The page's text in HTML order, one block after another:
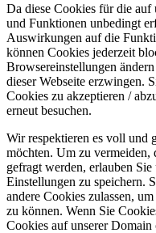
Da diese Cookies für die auf
und Funktionen unbedingt
Auswirkungen auf die
können Cookies jederzeit
Browsereinstellungen
dieser Webseite erzwingen.
Cookies zu akzeptieren /
erneut besuchen.
Wir respektieren es voll und
möchten. Um zu vermeiden,
gefragt werden, erlauben
Einstellungen zu speichern.
andere Cookies zulassen,
zu können. Wenn Sie
Cookies auf unserer Domain